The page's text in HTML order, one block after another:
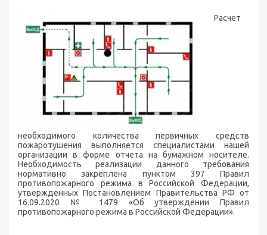
Расчет
необходимого количества первичных средств
пожаротушения выполняется специалистами нашей
организации в форме отчета на бумажном носителе.
Необходимость реализации данного требования
нормативно закреплена пунктом 397 Правил
противопожарного режима в Российской Федерации,
утвержденных Постановлением Правительства РФ от
16.09.2020 № 1479 «Об утверждении Правил
противопожарного режима в Российской Федерации».